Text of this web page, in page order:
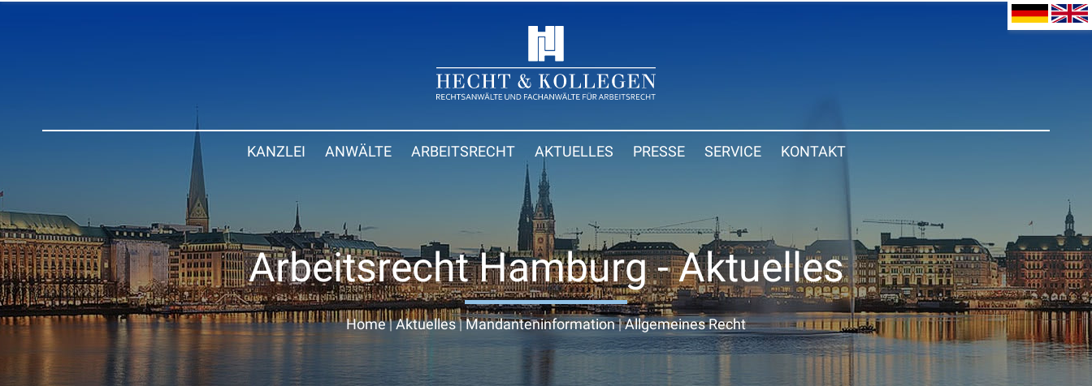
KANZLEI ANWÄLTE ARBEITSRECHT AKTUELLES PRESSE SERVICE KONTAKT
Arbeitsrecht Hamburg - Aktuelles
Home|Aktuelles|Mandanteninformation|Allgemeines Recht